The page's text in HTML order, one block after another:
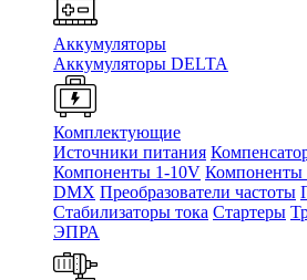
Аккумуляторы
Аккумуляторы DELTA
Комплектующие
Источники питания
Компоненты 1-10V Компоненты
DMX Преобразователи частоты
Стабилизаторы тока Стартеры
ЭПРА